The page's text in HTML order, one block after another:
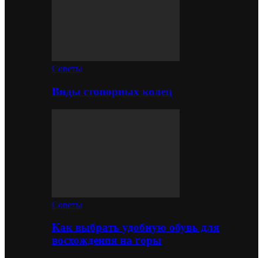
Советы
Виды стопорных колец
Советы
Как выбрать удобную обувь для
восхождения на горы